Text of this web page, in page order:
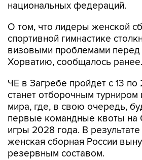
национальных федераций.
О том, что лидеры женской
спортивной гимнастике
визовыми проблемами перед
Хорватию, сообщалось ранее.
ЧЕ в Загребе пройдет с 13 по
станет отборочным турниром
мира, где, в свою очередь,
первые командные квоты на
игры 2028 года. В
женская сборная России
резервным составом.